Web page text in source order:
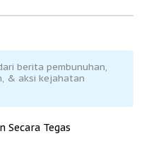
berita pembunuhan,
& aksi kejahatan
Secara Tegas